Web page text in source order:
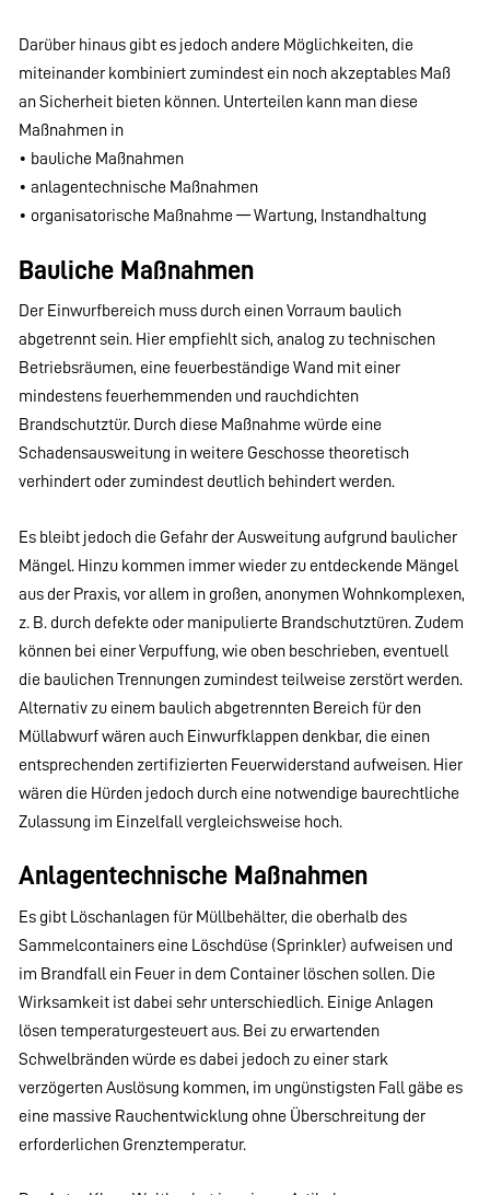
Darüber hinaus gibt es jedoch andere Möglichkeiten, die
miteinander kombiniert zumindest ein noch akzeptables Maß
an Sicherheit bieten können. Unterteilen kann man diese
Maßnahmen in
• bauliche Maßnahmen
• anlagentechnische Maßnahmen
• organisatorische Maßnahme — Wartung, Instandhaltung
Bauliche Maßnahmen
Der Einwurfbereich muss durch einen Vorraum baulich
abgetrennt sein. Hier empfiehlt sich, analog zu technischen
Betriebsräumen, eine feuerbeständige Wand mit einer
mindestens feuerhemmenden und rauchdichten
Brandschutztür. Durch diese Maßnahme würde eine
Schadensausweitung in weitere Geschosse theoretisch
verhindert oder zumindest deutlich behindert werden.
Es bleibt jedoch die Gefahr der Ausweitung aufgrund baulicher
Mängel. Hinzu kommen immer wieder zu entdeckende Mängel
aus der Praxis, vor allem in großen, anonymen Wohnkomplexen,
z. B. durch defekte oder manipulierte Brandschutztüren. Zudem
können bei einer Verpuffung, wie oben beschrieben, eventuell
die baulichen Trennungen zumindest teilweise zerstört werden.
Alternativ zu einem baulich abgetrennten Bereich für den
Müllabwurf wären auch Einwurfklappen denkbar, die einen
entsprechenden zertifizierten Feuerwiderstand aufweisen. Hier
wären die Hürden jedoch durch eine notwendige baurechtliche
Zulassung im Einzelfall vergleichsweise hoch.
Anlagentechnische Maßnahmen
Es gibt Löschanlagen für Müllbehälter, die oberhalb des
Sammelcontainers eine Löschdüse (Sprinkler) aufweisen und
im Brandfall ein Feuer in dem Container löschen sollen. Die
Wirksamkeit ist dabei sehr unterschiedlich. Einige Anlagen
lösen temperaturgesteuert aus. Bei zu erwartenden
Schwelbränden würde es dabei jedoch zu einer stark
verzögerten Auslösung kommen, im ungünstigsten Fall gäbe es
eine massive Rauchentwicklung ohne Überschreitung der
erforderlichen Grenztemperatur.